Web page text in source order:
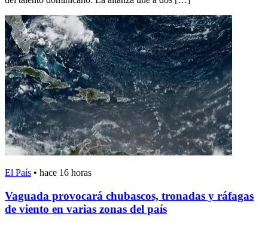
El País • hace 16 horas
Vaguada provocará chubascos, tronadas y ráfagas
de viento en varias zonas del país